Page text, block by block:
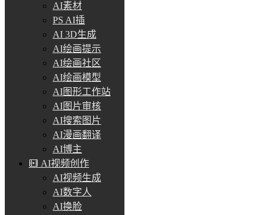
AI素材
PS AI插
AI 3D生成
AI绘画提示
AI绘画社区
AI绘画模型
AI图形工作站
AI图片审核
AI搜索图片
AI漫画翻译
AI博主
AI视频创作
AI视频生成
AI数字人
AI换脸